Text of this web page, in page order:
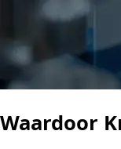
Waardoor